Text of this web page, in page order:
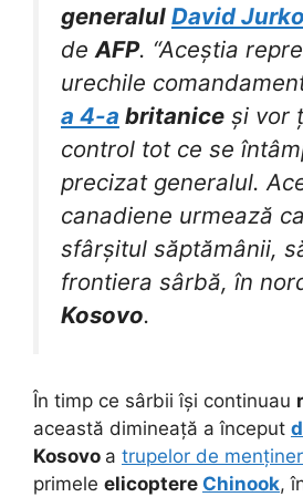
generalul David
de AFP. “Aceștia
urechile
a 4-a britanice și vor
control tot ce se
precizat generalul.
canadiene urmează
sfârșitul săptămânii,
frontiera sârbă, în
Kosovo.
În timp ce sârbii își continuau
această dimineață a început
Kosovo a trupelor de
primele elicoptere Chinook,